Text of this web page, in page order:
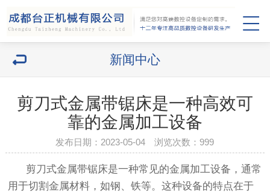
新闻中心
剪刀式金属带锯床是一种高效可
靠的金属加工设备
发布日期：2023-05-04 浏览次数： 999
剪刀式金属带锯床是一种常见的金属加工设备，通常
用于切割金属材料，如钢、铁等。这种设备的特点在于